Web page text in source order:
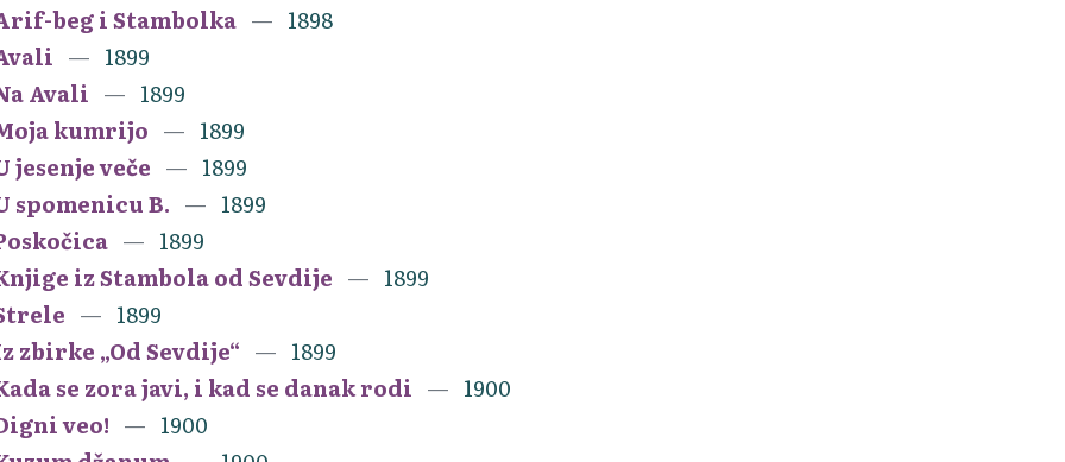
beg i Stambolka
1898
1899
Avali
1899
kumrijo
1899
jesenje veče
1899
spomenicu B.
1899
1899
iz Stambola od Sevdije
1899
1899
zbirke „Od Sevdije“
1899
se zora javi, i kad se danak rodi
1900
veo!
1900